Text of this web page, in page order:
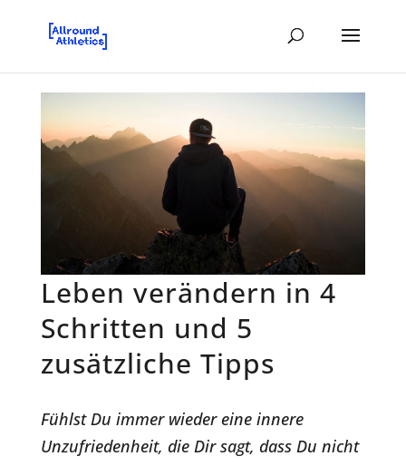
Leben verändern in 4
Schritten und 5
zusätzliche Tipps
Fühlst Du immer wieder eine innere
Unzufriedenheit, die Dir sagt, dass Du nicht